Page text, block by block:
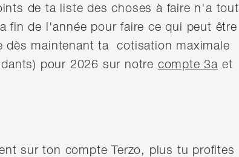
de ta liste des choses à faire n'a tout
fin de l'année pour faire ce qui peut être
dès maintenant ta cotisation maximale
pour 2026 sur notre compte 3a et
sur ton compte Terzo, plus tu profites